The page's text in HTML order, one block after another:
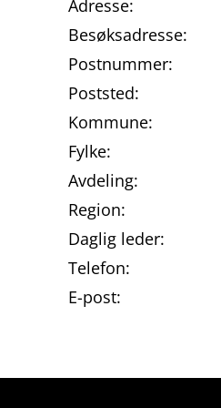
Adresse:
Besøksadresse:
Postnummer:
Poststed:
Kommune:
Fylke:
Avdeling:
Region:
Daglig leder:
Telefon:
E-post: